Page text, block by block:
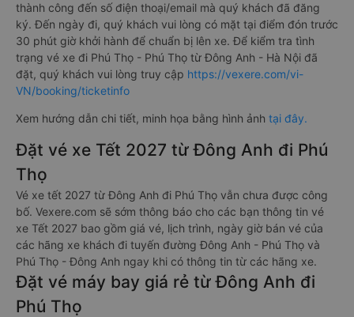
thành công đến số điện thoại/email mà quý khách đã đăng
ký. Đến ngày đi, quý khách vui lòng có mặt tại điểm đón trước
30 phút giờ khởi hành để chuẩn bị lên xe. Để kiểm tra tình
trạng vé xe đi Phú Thọ - Phú Thọ từ Đông Anh - Hà Nội đã
đặt, quý khách vui lòng truy cập https://vexere.com/vi-
VN/booking/ticketinfo
Xem hướng dẫn chi tiết, minh họa bằng hình ảnh tại đây.
Đặt vé xe Tết 2027 từ Đông Anh đi Phú
Thọ
Vé xe tết 2027 từ Đông Anh đi Phú Thọ vẫn chưa được công
bố. Vexere.com sẽ sớm thông báo cho các bạn thông tin vé
xe Tết 2027 bao gồm giá vé, lịch trình, ngày giờ bán vé của
các hãng xe khách đi tuyến đường Đông Anh - Phú Thọ và
Phú Thọ - Đông Anh ngay khi có thông tin từ các hãng xe.
Đặt vé máy bay giá rẻ từ Đông Anh đi
Phú Thọ